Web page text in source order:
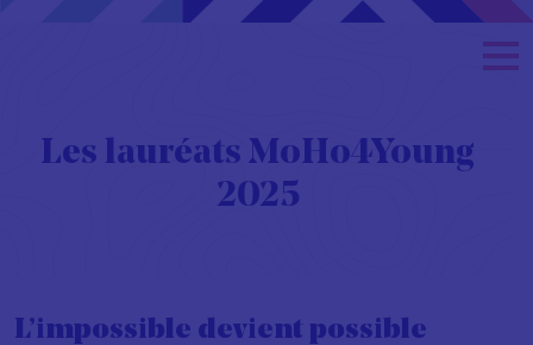
Les lauréats MoHo4Young
2025
L’impossible devient possible